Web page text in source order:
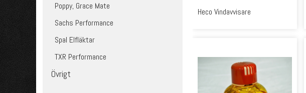
Poppy, Grace Mate
Sachs Performance
Spal Elfläktar
TXR Performance
Övrigt
Heco Vindavvisare